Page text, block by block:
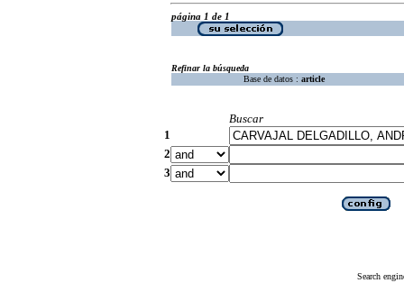
página 1 de 1
Refinar la búsqueda
Base de datos : article
Buscar
1
2
3
Search